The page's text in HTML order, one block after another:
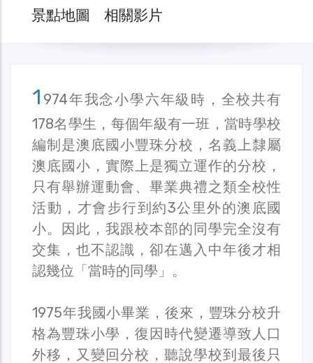
景點地圖
相關影片
1 974年我念小學六年級時，全校共有
178名學生，每個年級有一班，當時學校
編制是澳底國小豐珠分校，名義上隸屬
澳底國小，實際上是獨立運作的分校，
只有舉辦運動會、畢業典禮之類全校性
活動，才會步行到約3公里外的澳底國
小。因此，我跟校本部的同學完全沒有
交集，也不認識，卻在邁入中年後才相
認幾位「當時的同學」。
1975年我國小畢業，後來，豐珠分校升
格為豐珠小學，復因時代變遷導致人口
外移，又變回分校，聽說學校到最後只